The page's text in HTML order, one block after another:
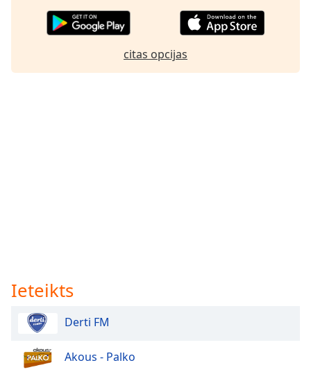
Close
citas opcijas
Ieteikts
Derti FM
Akous - Palko